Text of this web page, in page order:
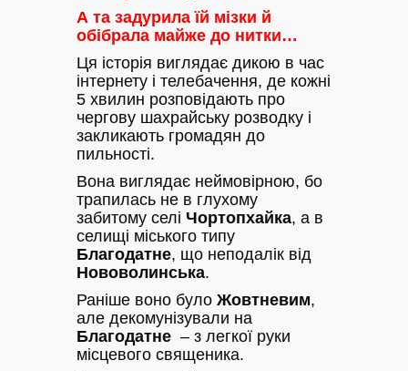
А та задурила їй мізки й
обібрала майже до нитки…
Ця історія виглядає дикою в час
інтернету і телебачення, де кожні
5 хвилин розповідають про
чергову шахрайську розводку і
закликають громадян до
пильності.
Вона виглядає неймовірною, бо
трапилась не в глухому
забитому селі Чортопхайка, а в
селищі міського типу
Благодатне, що неподалік від
Нововолинська.
Раніше воно було Жовтневим,
але декомунізували на
Благодатне – з легкої руки
місцевого священика.